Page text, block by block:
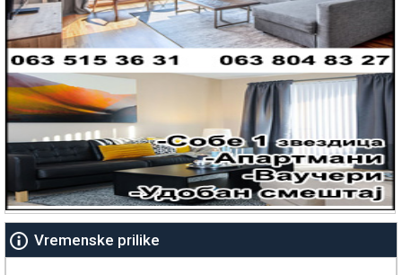
Vremenske prilike